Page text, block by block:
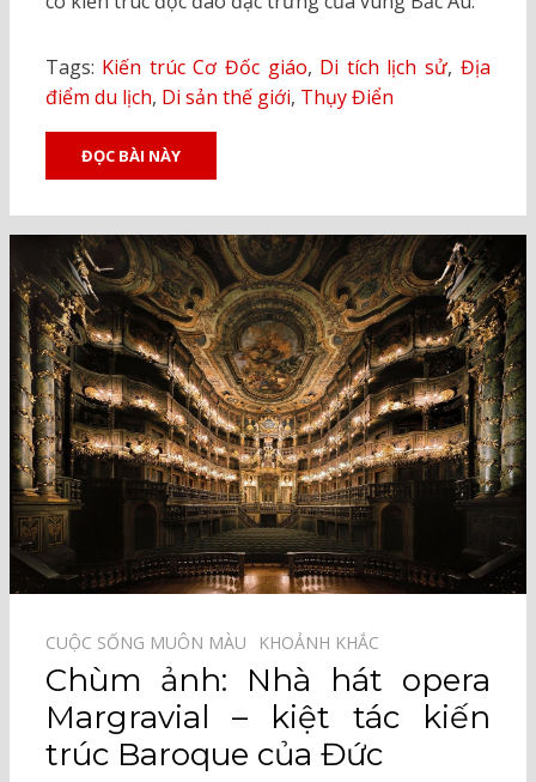
Tags: Kiến trúc Cơ Đốc giáo, Di tích lịch sử, Địa
điểm du lịch, Di sản thế giới, Thụy Điển
ĐỌC BÀI NÀY
CUỘC SỐNG MUÔN MÀU⠀ KHOẢNH KHẮC⠀
Chùm ảnh: Nhà hát opera
Margravial – kiệt tác kiến
trúc Baroque của Đức